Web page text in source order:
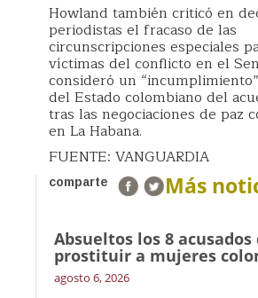
Howland también criticó en
periodistas el fracaso de las
circunscripciones especiales
víctimas del conflicto en el
consideró un
del Estado colombiano del
tras las negociaciones de paz
en La Habana.
FUENTE: VANGUARDIA
comparte Más
Absueltos los 8 acusados
prostituir a mujeres
agosto 6, 2026